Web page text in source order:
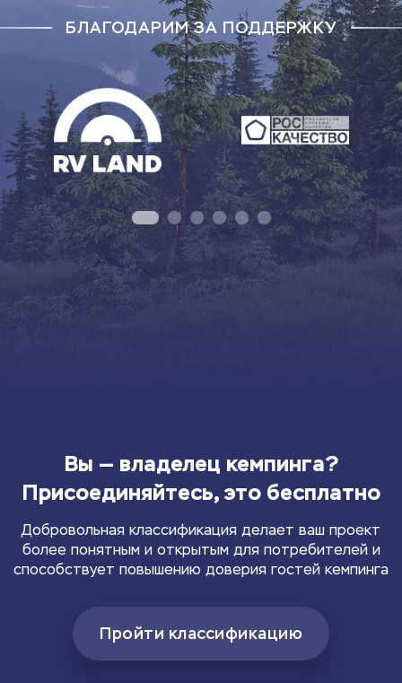
БЛАГОДАРИМ ЗА ПОДДЕРЖКУ
Вы — владелец кемпинга?
Присоединяйтесь, это бесплатно
Добровольная классификация делает ваш проект
более понятным и открытым для потребителей и
способствует повышению доверия гостей кемпинга
Пройти классификацию